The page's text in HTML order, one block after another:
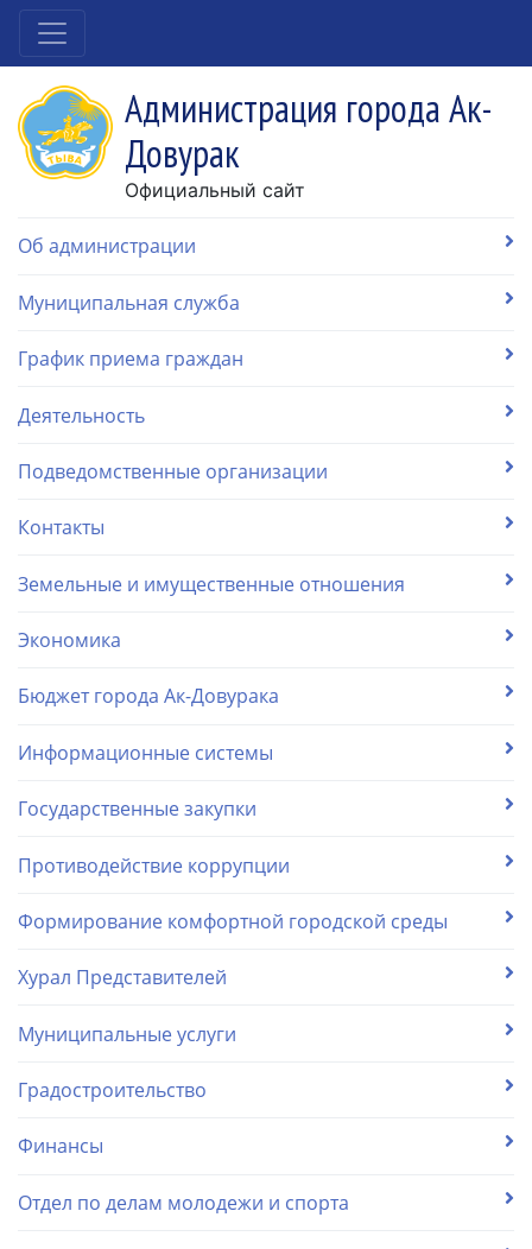
Администрация города Ак-
Довурак
Официальный сайт
Об администрации
Муниципальная служба
График приема граждан
Деятельность
Подведомственные организации
Контакты
Земельные и имущественные отношения
Экономика
Бюджет города Ак-Довурака
Информационные системы
Государственные закупки
Противодействие коррупции
Формирование комфортной городской среды
Хурал Представителей
Муниципальные услуги
Градостроительство
Финансы
Отдел по делам молодежи и спорта